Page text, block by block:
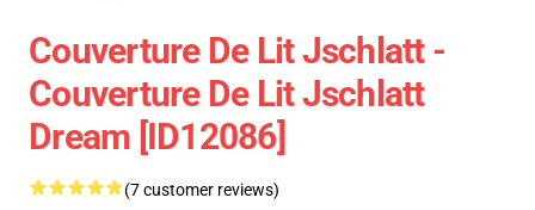
Couverture De Lit Jschlatt -
Couverture De Lit Jschlatt
Dream [ID12086]
(7 customer reviews)